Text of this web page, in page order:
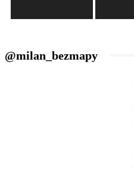
@milan_bezmapy